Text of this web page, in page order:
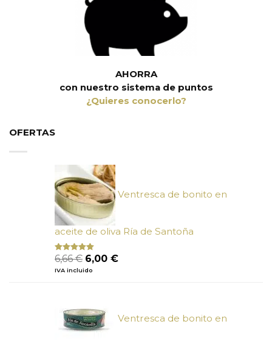
AHORRA
con nuestro sistema de puntos
¿Quieres conocerlo?
OFERTAS
Ventresca de bonito en
aceite de oliva Ría de Santoña
Valorado
con
de 5
6,66€ El
precio
6,00 €El
IVA incluido
Ventresca de bonito en